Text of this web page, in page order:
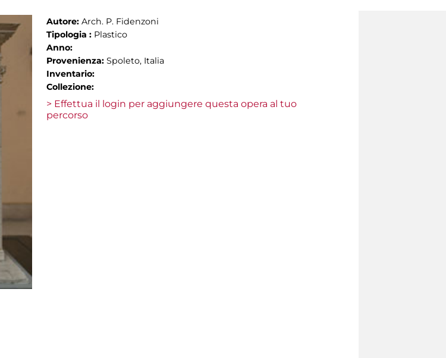
Autore: Arch. P. Fidenzoni
Tipologia : Plastico
Anno:
Provenienza: Spoleto, Italia
Inventario:
Collezione:
> Effettua il login per aggiungere questa opera al tuo
percorso